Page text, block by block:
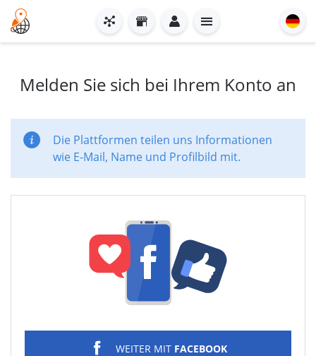
Melden Sie sich bei Ihrem Konto an
Die Plattformen teilen uns Informationen
wie E-Mail, Name und Profilbild mit.
WEITER MIT FACEBOOK